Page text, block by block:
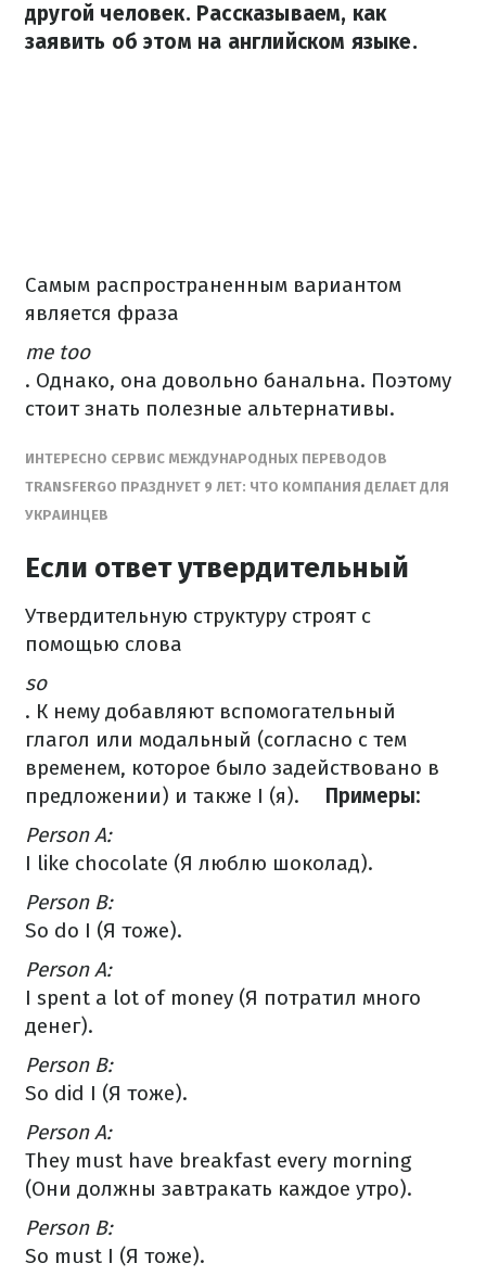
другой человек. Рассказываем, как
заявить об этом на английском языке.
Самым распространенным вариантом
является фраза
me too
. Однако, она довольно банальна. Поэтому
стоит знать полезные альтернативы.
ИНТЕРЕСНО СЕРВИС МЕЖДУНАРОДНЫХ ПЕРЕВОДОВ
TRANSFERGO ПРАЗДНУЕТ 9 ЛЕТ: ЧТО КОМПАНИЯ ДЕЛАЕТ ДЛЯ
УКРАИНЦЕВ
Если ответ утвердительный
Утвердительную структуру строят с
помощью слова
so
. К нему добавляют вспомогательный
глагол или модальный (согласно с тем
временем, которое было задействовано в
предложении) и также I (я).
Примеры:
Person A:
I like chocolate (Я люблю шоколад).
Person B:
So do I (Я тоже).
Person A:
I spent a lot of money (Я потратил много
денег).
Person B:
So did I (Я тоже).
Person A:
They must have breakfast every morning
(Они должны завтракать каждое утро).
Person B:
So must I (Я тоже).